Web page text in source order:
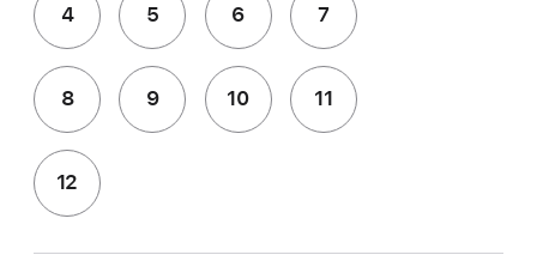
4 5 6 7
8 9 10 11
12